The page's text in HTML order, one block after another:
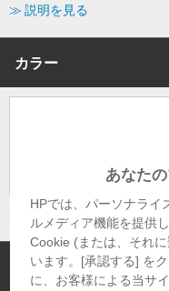
≫ 説明を見る
カラー
≫ 説明を見る
冷却方式
あなた
HPでは、パーソナライ
ルメディア機能を提供
Cookie (または、それ
います。[承認する] を
に、お客様による当サ